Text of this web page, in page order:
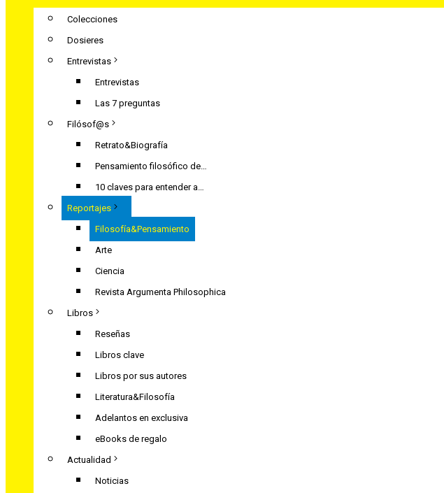
Colecciones
Dosieres
Entrevistas
Entrevistas
Las 7 preguntas
Filósof@s
Retrato&Biografía
Pensamiento filosófico de…
10 claves para entender a…
Reportajes
Filosofía&Pensamiento
Arte
Ciencia
Revista Argumenta Philosophica
Libros
Reseñas
Libros clave
Libros por sus autores
Literatura&Filosofía
Adelantos en exclusiva
eBooks de regalo
Actualidad
Noticias